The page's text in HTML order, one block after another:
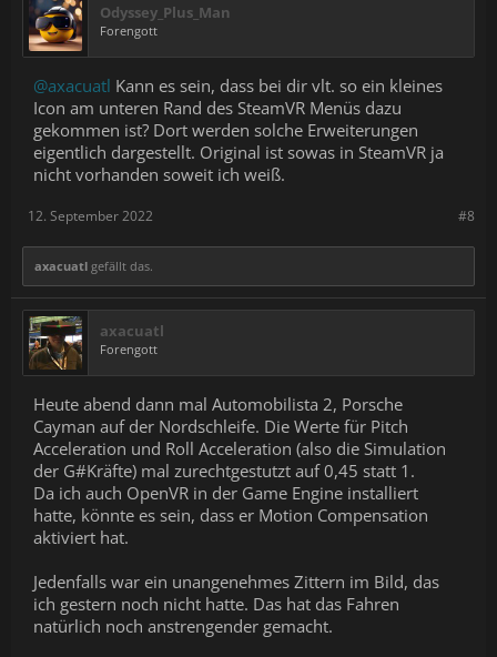
Odyssey_Plus_Man
Forengott
@axacuatl Kann es sein, dass bei dir vlt. so ein kleines
Icon am unteren Rand des SteamVR Menüs dazu
gekommen ist? Dort werden solche Erweiterungen
eigentlich dargestellt. Original ist sowas in SteamVR ja
nicht vorhanden soweit ich weiß.
#8
12. September 2022
axacuatl gefällt das.
axacuatl
Forengott
Heute abend dann mal Automobilista 2, Porsche
Cayman auf der Nordschleife. Die Werte für Pitch
Acceleration und Roll Acceleration (also die Simulation
der G#Kräfte) mal zurechtgestutzt auf 0,45 statt 1.
Da ich auch OpenVR in der Game Engine installiert
hatte, könnte es sein, dass er Motion Compensation
aktiviert hat.
Jedenfalls war ein unangenehmes Zittern im Bild, das
ich gestern noch nicht hatte. Das hat das Fahren
natürlich noch anstrengender gemacht.